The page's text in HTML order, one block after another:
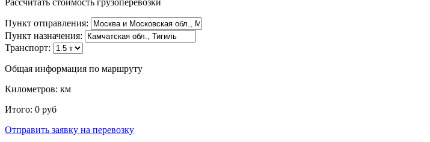
Пункт отправления:
Пункт назначения:
Транспорт:
Общая информация по маршруту
Километров: км
Итого: 0 руб
Отправить заявку на перевозку